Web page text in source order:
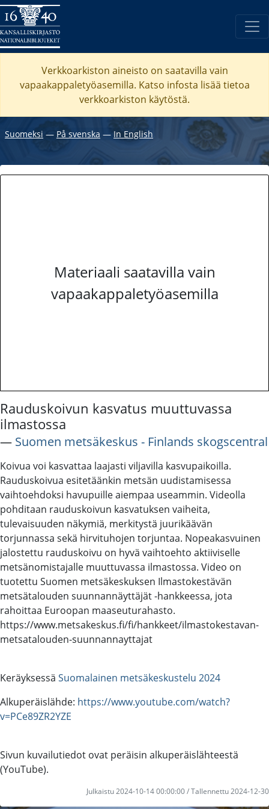
Verkkoarkiston aineisto on saatavilla vain
vapaakappaletyöasemilla. Katso infosta lisää tietoa
verkkoarkiston käytöstä.
Suomeksi ― På svenska ― In English
Materiaali saatavilla vain
vapaakappaletyöasemilla
Rauduskoivun kasvatus muuttuvassa
ilmastossa
― Suomen metsäkeskus - Finlands skogscentral
Koivua voi kasvattaa laajasti viljavilla kasvupaikoilla.
Rauduskoivua esitetäänkin metsän uudistamisessa
vaihtoehdoksi havupuille aiempaa useammin. Videolla
pohditaan rauduskoivun kasvatuksen vaiheita,
tulevaisuuden näkymiä, merkitystä juurikäävän
torjunnassa sekä hirvituhojen torjuntaa. Nopeakasvuinen
jalostettu rauduskoivu on hyvä vaihtoehto aktiiviselle
metsänomistajalle muuttuvassa ilmastossa. Video on
tuotettu Suomen metsäkeskuksen Ilmastokestävän
metsätalouden suunnannäyttäjät -hankkeessa, jota
rahoittaa Euroopan maaseuturahasto.
https://www.metsakeskus.fi/fi/hankkeet/ilmastokestavan-
metsatalouden-suunnannayttajat
Keräyksessä Suomalainen metsäkeskustelu 2024
Alkuperäislähde: https://www.youtube.com/watch?
v=PCe89ZR2YZE
Sivun kuvailutiedot ovat peräisin alkuperäislähteestä
(YouTube).
Julkaistu 2024-10-14 00:00:00 / Tallennettu 2024-12-30